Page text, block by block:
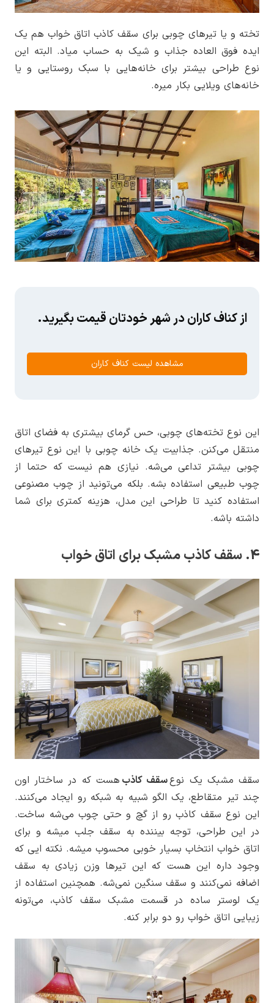
تخته و یا تیرهای چوبی برای سقف کاذب اتاق خواب هم یک
ایده فوق العاده جذاب و شیک به حساب میاد. البته این
نوع طراحی بیشتر برای خانه‌هایی با سبک روستایی و یا
خانه‌های ویلایی بکار میره.
از کناف کاران در شهر خودتان قیمت بگیرید.
مشاهده لیست کناف کاران
این نوع تخته‌های چوبی، حس گرمای بیشتری به فضای اتاق
منتقل می‌کنن. جذابیت یک خانه چوبی با این نوع تیرهای
چوبی بیشتر تداعی می‌شه. نیازی هم نیست که حتما از
چوب طبیعی استفاده بشه. بلکه می‌تونید از چوب مصنوعی
استفاده کنید تا طراحی این مدل، هزینه کمتری برای شما
داشته باشه.
4. سقف کاذب مشبک برای اتاق خواب
سقف مشبک یک نوعسقف کاذب هست که در ساختار اون
چند تیر متقاطع، یک الگو شبیه به شبکه رو ایجاد می‌کنند.
این نوع سقف کاذب رو از گچ و حتی چوب می‌شه ساخت.
در این طراحی، توجه بیننده به سقف جلب میشه و برای
اتاق خواب انتخاب بسیار خوبی محسوب میشه. نکته ایی که
وجود داره این هست که این تیرها وزن زیادی به سقف
اضافه نمی‌کنند و سقف سنگین نمی‌شه. همچنین استفاده از
یک لوستر ساده در قسمت مشبک سقف کاذب، می‌تونه
زیبایی اتاق خواب رو دو برابر کنه.